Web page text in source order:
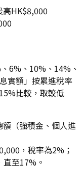
高HK$8,000
6%、10%、14%、
實額」按累進稅率
比較，取較低
（強積金、個人進
，稅率為2%；
至17%。